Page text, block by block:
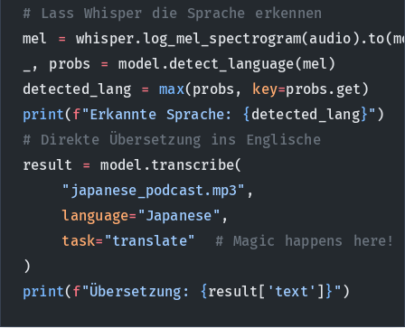
# Lass Whisper die Sprache erkennen
mel =
_, probs = model.detect_language(mel)
detected_lang = max(probs, key=probs.get)
print(f"Erkannte Sprache: { detected_lang}" )
# Direkte Übersetzung ins Englische
result = model.transcribe(
    "japanese_podcast.mp3"
,
    language
= "Japanese" ,
    task
= "translate"
  # Magic happens here!
)
print(f"Übersetzung: {result[ 'text' ] } " )